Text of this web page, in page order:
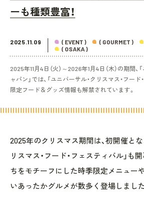
ーも種類豊富！
2025.11.09 ( EVENT ) ( GOURMET )
( OSAKA )
2025年11月4日（火）～2026年1月4日（木）の期間
ャパン」では、「ユニバーサル・クリスマス・フード
限定フード＆グッズ情報も解禁されています。
2025年のクリスマス期間は、初開催とな
リスマス・フード・フェスティバル」も
ちをモチーフにした時季限定メニュー
いあったかグルメが数多く登場しました